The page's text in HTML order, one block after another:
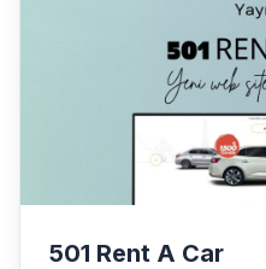
501 Rent A Car